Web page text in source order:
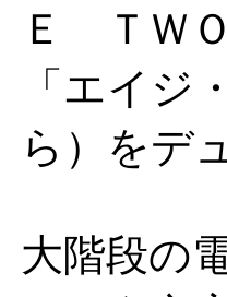
Ｅ ＴＷ
「エイジ
ら）をデ
大階段の